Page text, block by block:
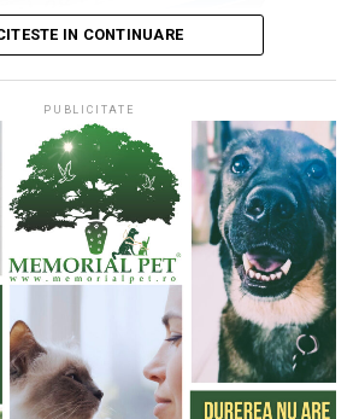
RAITA,
o zi de 4 august
(1693), la această dată, monahul
degusta spuma unei băuturi
foarte acid de Champagne (o
Franţei), băutură care a devenit
şi i-a purtat numele
IN CONTINUARE
PUBLICITATE